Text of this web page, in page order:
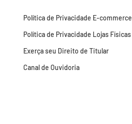
Política de Privacidade E-commerce
Política de Privacidade Lojas Físicas
Exerça seu Direito de Titular
Canal de Ouvidoria